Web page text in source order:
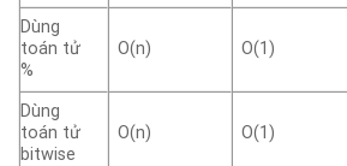
Dùng
toán tử
%
O(n) O(1)
Dùng
toán tử
bitwise
O(n) O(1)